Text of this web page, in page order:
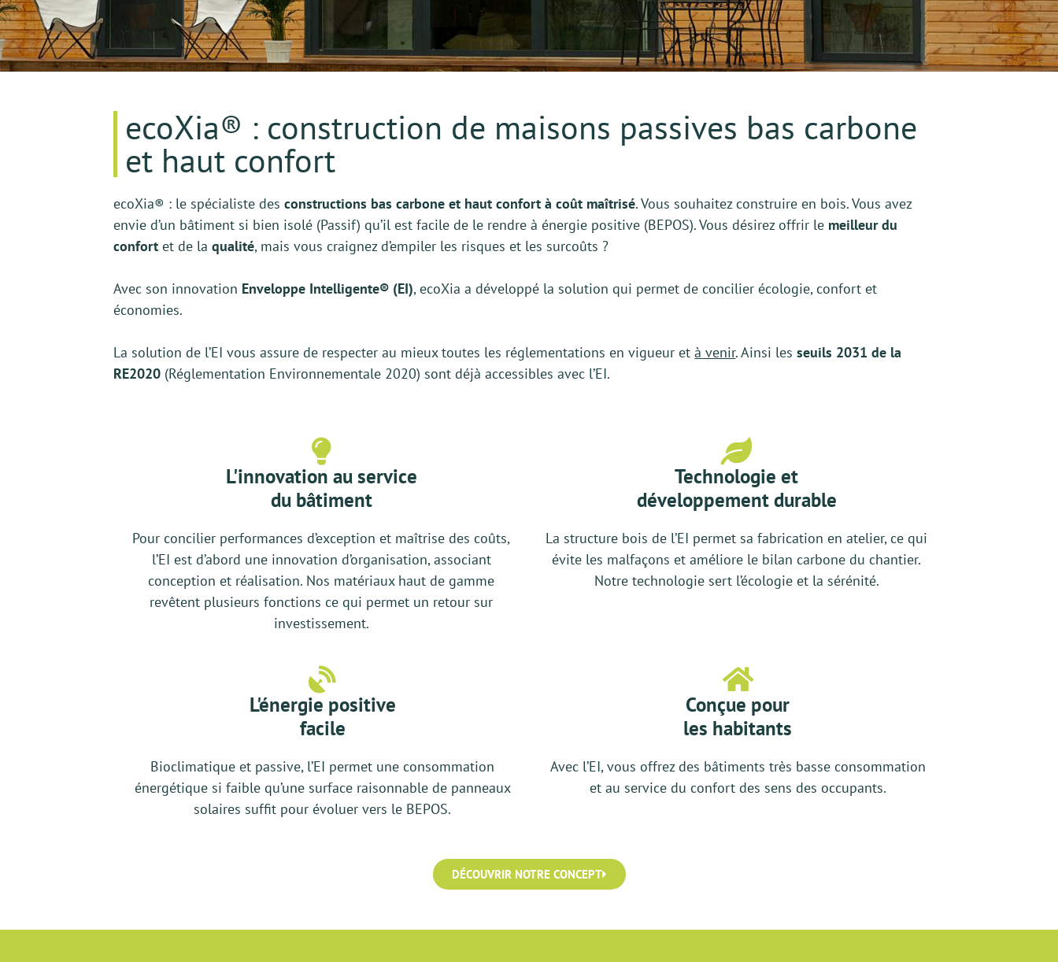
Bas Carbone et Haut Confort
LE CONCEPT ECOXIA
ecoXia® : construction de maisons passives bas carbone
et haut confort
ecoXia® : le spécialiste desconstructions bas carbone et haut confort à coût maîtrisé. Vous souhaitez construire en bois. Vous avez
envie d’un bâtiment si bien isolé (Passif) qu’il est facile de le rendre à énergie positive (BEPOS). Vous désirez offrir le meilleur du
confort et de laqualité, mais vous craignez d’empiler les risques et les surcoûts ?
Avec son innovation Enveloppe Intelligente® (EI), ecoXia a développé la solution qui permet de concilier écologie, confort et
économies.
La solution de l’EI vous assure de respecter au mieux toutes les réglementations en vigueur età venir. Ainsi lesseuils 2031 de la
RE2020 (Réglementation Environnementale 2020) sont déjà accessibles avec l’EI.
L'innovation au service
du bâtiment
Pour concilier performances d’exception et maîtrise des coûts,
l’EI est d’abord une innovation d’organisation, associant
conception et réalisation. Nos matériaux haut de gamme
revêtent plusieurs fonctions ce qui permet un retour sur
investissement.
Technologie et
développement durable
La structure bois de l’EI permet sa fabrication en atelier, ce qui
évite les malfaçons et améliore le bilan carbone du chantier.
Notre technologie sert l’écologie et la sérénité.
L'énergie positive
facile
Bioclimatique et passive, l’EI permet une consommation
énergétique si faible qu’une surface raisonnable de panneaux
solaires suffit pour évoluer vers le BEPOS.
Conçue pour
les habitants
Avec l’EI, vous offrez des bâtiments très basse consommation
et au service du confort des sens des occupants.
DÉCOUVRIR NOTRE CONCEPT